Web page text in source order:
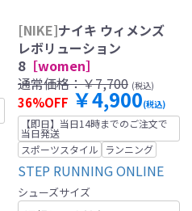
[NIKE]ナイキ ウィメンズ
レボリューション
8［women］
通常価格：￥7,700 (税込)
36%OFF ￥4,900(税込)
【即日】当日14時までのご注文で
当日発送
スポーツスタイル
ランニング
STEP RUNNING ONLINE
シューズサイズ